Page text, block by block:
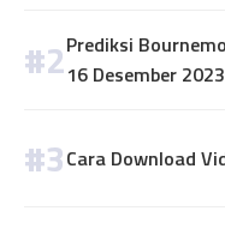
Prediksi
16 Desember 2023
Cara Download